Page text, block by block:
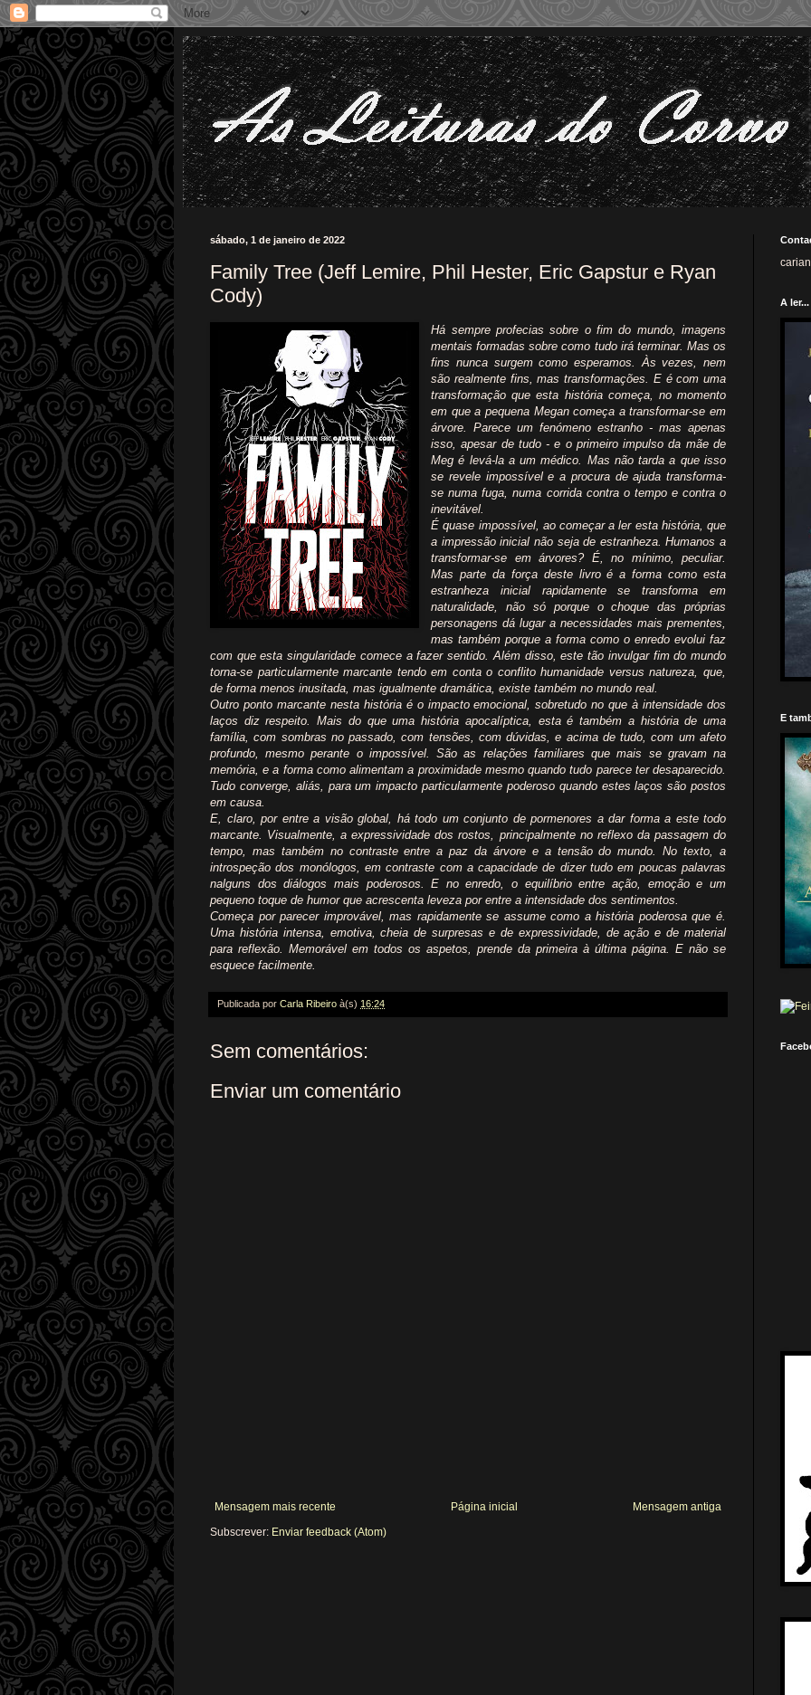
sábado, 1 de janeiro de 2022
Family Tree (Jeff Lemire, Phil Hester, Eric Gapstur e Ryan
Cody)
Há sempre profecias sobre o fim do mundo, imagens
mentais formadas sobre como tudo irá terminar. Mas os
fins nunca surgem como esperamos. Às vezes, nem
são realmente fins, mas transformações. E é com uma
transformação que esta história começa, no momento
em que a pequena Megan começa a transformar-se em
árvore. Parece um fenómeno estranho - mas apenas
isso, apesar de tudo - e o primeiro impulso da mãe de
Meg é levá-la a um médico. Mas não tarda a que isso
se revele impossível e a procura de ajuda transforma-
se numa fuga, numa corrida contra o tempo e contra o
inevitável.
É quase impossível, ao começar a ler esta história, que
a impressão inicial não seja de estranheza. Humanos a
transformar-se em árvores? É, no mínimo, peculiar.
Mas parte da força deste livro é a forma como esta
estranheza inicial rapidamente se transforma em
naturalidade, não só porque o choque das próprias
personagens dá lugar a necessidades mais prementes,
mas também porque a forma como o enredo evolui faz
com que esta singularidade comece a fazer sentido. Além disso, este tão invulgar fim do mundo
torna-se particularmente marcante tendo em conta o conflito humanidade versus natureza, que,
de forma menos inusitada, mas igualmente dramática, existe também no mundo real.
Outro ponto marcante nesta história é o impacto emocional, sobretudo no que à intensidade dos
laços diz respeito. Mais do que uma história apocalíptica, esta é também a história de uma
família, com sombras no passado, com tensões, com dúvidas, e acima de tudo, com um afeto
profundo, mesmo perante o impossível. São as relações familiares que mais se gravam na
memória, e a forma como alimentam a proximidade mesmo quando tudo parece ter desaparecido.
Tudo converge, aliás, para um impacto particularmente poderoso quando estes laços são postos
em causa.
E, claro, por entre a visão global, há todo um conjunto de pormenores a dar forma a este todo
marcante. Visualmente, a expressividade dos rostos, principalmente no reflexo da passagem do
tempo, mas também no contraste entre a paz da árvore e a tensão do mundo. No texto, a
introspeção dos monólogos, em contraste com a capacidade de dizer tudo em poucas palavras
nalguns dos diálogos mais poderosos. E no enredo, o equilíbrio entre ação, emoção e um
pequeno toque de humor que acrescenta leveza por entre a intensidade dos sentimentos.
Começa por parecer improvável, mas rapidamente se assume como a história poderosa que é.
Uma história intensa, emotiva, cheia de surpresas e de expressividade, de ação e de material
para reflexão. Memorável em todos os aspetos, prende da primeira à última página. E não se
esquece facilmente.
Publicada por Carla Ribeiro à(s) 16:24
Sem comentários:
Enviar um comentário
Mensagem mais recente Mensagem antiga
Página inicial
Subscrever: Enviar feedback (Atom)
A ler...
E